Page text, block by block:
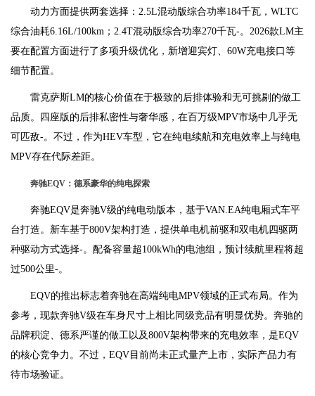
动力方面提供两套选择：2.5L混动版综合功率184千瓦，WLTC
综合油耗6.16L/100km；2.4T混动版综合功率270千瓦-。2026款LM主
要在配置方面进行了多项升级优化，新增迎宾灯、60W充电接口等
细节配置。
雷克萨斯LM的核心价值在于极致的后排体验和无可挑剔的做工
品质。四座版的后排私密性与奢华感，在百万级MPV市场中几乎无
可匹敌-。不过，作为HEV车型，它在纯电续航和充电效率上与纯电
MPV存在代际差距。
奔驰EQV：德系豪华的纯电探索
奔驰EQV是奔驰V级的纯电动版本，基于VAN.EA纯电厢式车平
台打造。新车基于800V架构打造，提供单电机前驱和双电机四驱两
种驱动方式选择-。配备容量超100kWh的电池组，预计续航里程将超
过500公里-。
EQV的推出标志着奔驰在高端纯电MPV领域的正式布局。作为
参考，现款奔驰V级在车身尺寸上相比同级竞品有明显优势。奔驰的
品牌积淀、德系严谨的做工以及800V架构带来的充电效率，是EQV
的核心竞争力。不过，EQV目前尚未正式量产上市，实际产品力有
待市场验证。